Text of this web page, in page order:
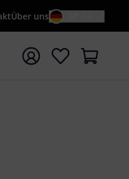
Über uns